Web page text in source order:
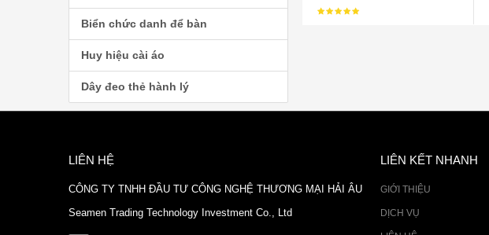
Biển chức danh để bàn
Huy hiệu cài áo
Dây đeo thẻ hành lý
LIÊN HỆ
CÔNG TY TNHH ĐẦU TƯ CÔNG NGHỆ THƯƠNG MẠI HẢI ÂU
Seamen Trading Technology Investment Co., Ltd
LIÊN KẾT NHANH
GIỚI THIỆU
DỊCH VỤ